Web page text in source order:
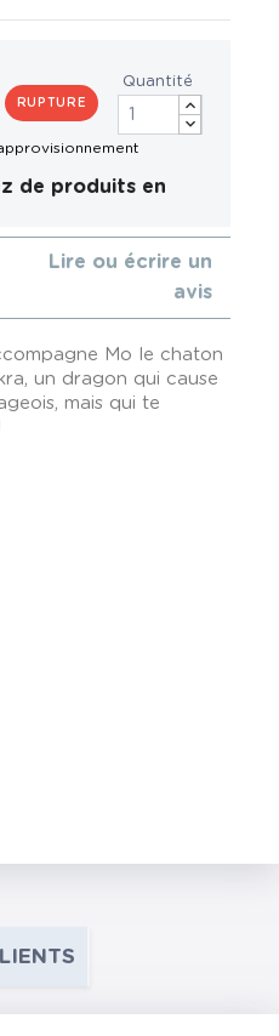
RUPTURE
Quantité
de produits en
Lire ou écrire un
avis
Mo le chaton
un dragon qui cause
mais qui te